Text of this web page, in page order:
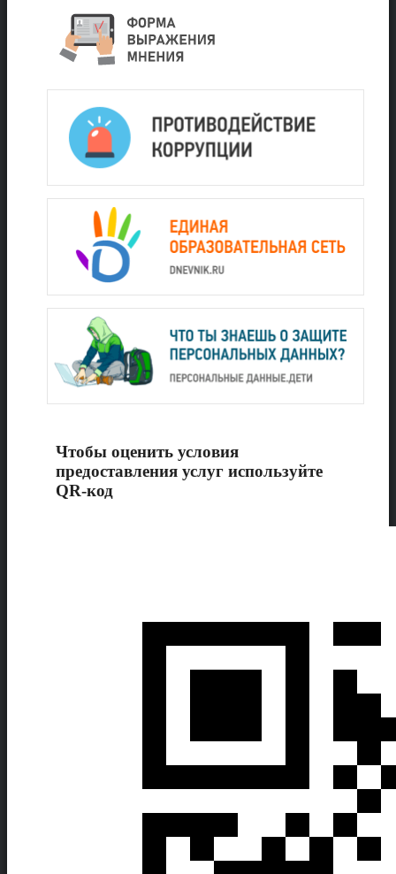
Чтобы оценить условия
предоставления услуг используйте
QR-код